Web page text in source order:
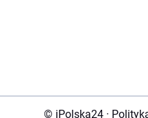
© iPolska24 ·